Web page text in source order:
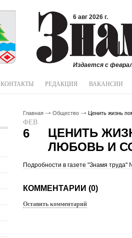
6 авг 2026 г.
Издается с
КОНТАКТЫ РЕДАКЦИЯ ВАКАНСИИ
Главная Общество Ценить жизнь
ФЕВ
6
ЦЕНИТЬ
ЛЮБОВЬ И
Подробности в газете "Знамя
КОММЕНТАРИИ (0)
Оставить комментарий